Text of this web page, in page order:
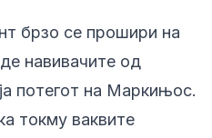
брзо се прошири на
навивачите од
потегот на Маркињос.
токму ваквите